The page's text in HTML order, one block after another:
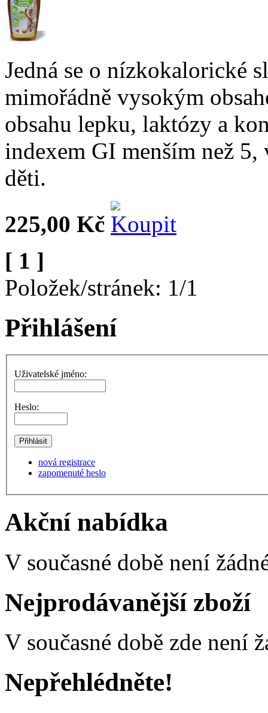
Jedná se o nízkokalorické
mimořádně vysokým
obsahu lepku, laktózy a
indexem GI menším než
děti.
225,00 Kč
[ 1 ]
Položek/stránek: 1/1
Přihlášení
Uživatelské jméno:
Heslo:
nová registrace
zapomenuté heslo
Akční nabídka
V současné době není
Nejprodávanější zboží
V současné době zde není
Nepřehlédněte!